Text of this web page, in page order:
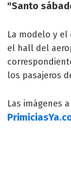
"Santo
La modelo y
el hall del
los pasajeros
Las imágenes